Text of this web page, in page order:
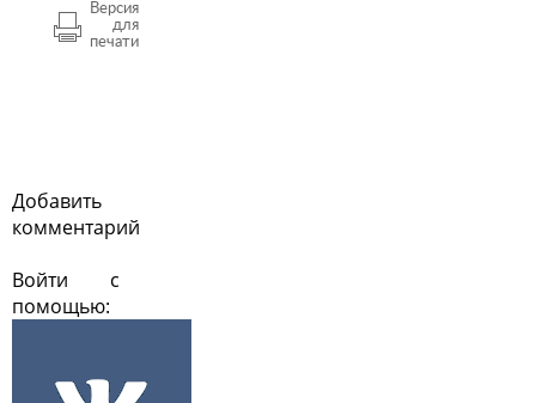
Версия
для
печати
Добавить
комментарий
Войти с
помощью: